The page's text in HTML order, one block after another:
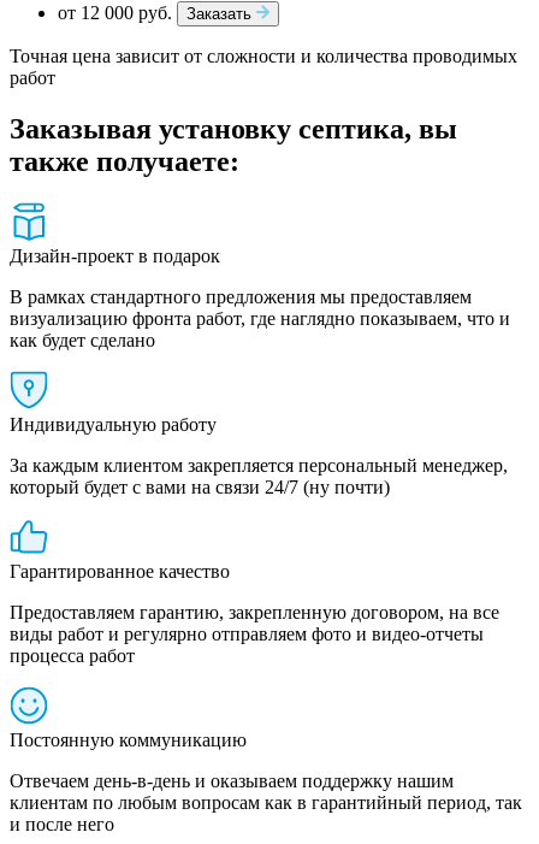
от 12 000 руб.
Заказать
Точная цена зависит от сложности и количества проводимых
работ
Заказывая установку септика, вы
также получаете:
Дизайн-проект в подарок
В рамках стандартного предложения мы предоставляем
визуализацию фронта работ, где наглядно показываем, что и
как будет сделано
Индивидуальную работу
За каждым клиентом закрепляется персональный менеджер,
который будет с вами на связи 24/7 (ну почти)
Гарантированное качество
Предоставляем гарантию, закрепленную договором, на все
виды работ и регулярно отправляем фото и видео-отчеты
процесса работ
Постоянную коммуникацию
Отвечаем день-в-день и оказываем поддержку нашим
клиентам по любым вопросам как в гарантийный период, так
и после него